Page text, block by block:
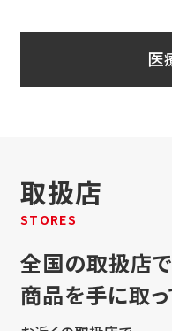
医
取扱店
STORES
全国の取扱店で
商品を手に取